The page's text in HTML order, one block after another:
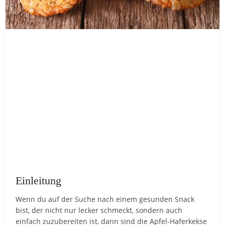
Einleitung
Wenn du auf der Suche nach einem gesunden Snack
bist, der nicht nur lecker schmeckt, sondern auch
einfach zuzubereiten ist, dann sind die Apfel-Haferkekse